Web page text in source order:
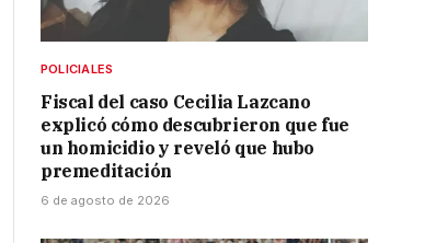
POLICIALES
Fiscal del caso Cecilia Lazcano
explicó cómo descubrieron que fue
un homicidio y reveló que hubo
premeditación
6 de agosto de 2026